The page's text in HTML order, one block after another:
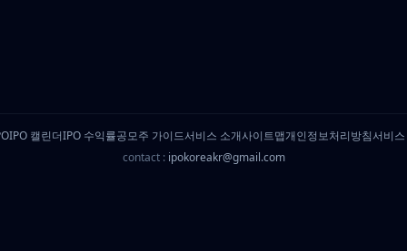
IPO 캘린더IPO 수익률공모주 가이드서비스 소개사이트맵개인정보처리방침서비
contact : ipokoreakr@gmail.com